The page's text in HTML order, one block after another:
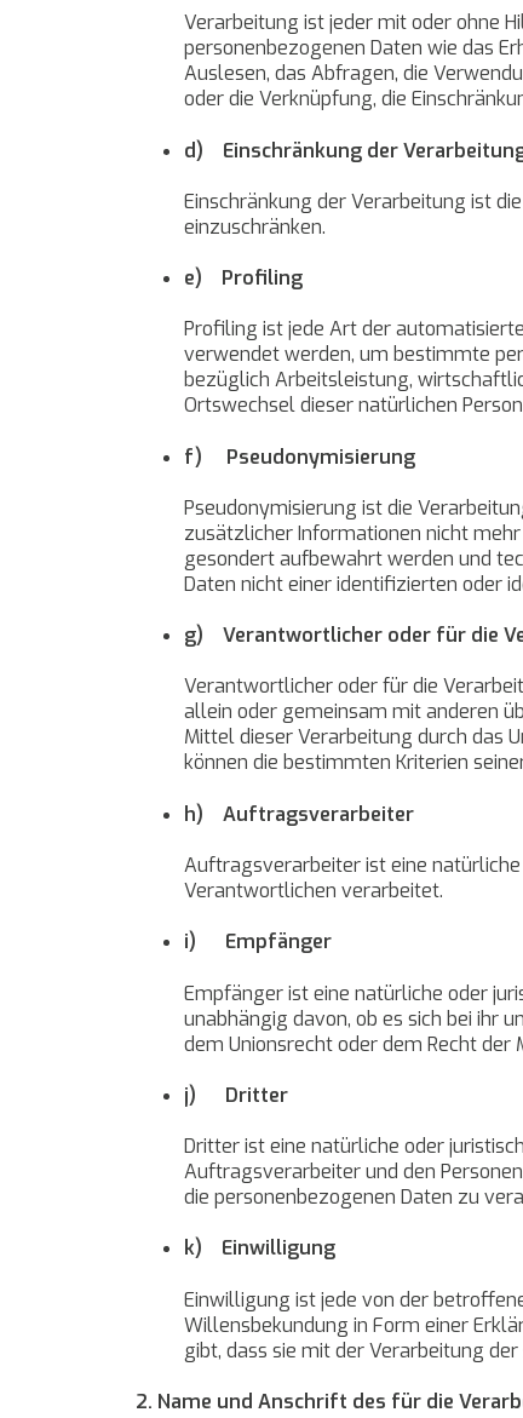
Verarbeitung ist jeder mit oder ohne
personenbezogenen Daten wie das
Auslesen, das Abfragen, die
oder die Verknüpfung, die
d) Einschränkung der
Einschränkung der Verarbeitung ist
einzuschränken.
e) Profiling
Profiling ist jede Art der
verwendet werden, um bestimmte
bezüglich Arbeitsleistung,
Ortswechsel dieser natürlichen
f) Pseudonymisierung
Pseudonymisierung ist die
zusätzlicher Informationen nicht
gesondert aufbewahrt werden und
Daten nicht einer identifizierten oder
g) Verantwortlicher oder für die
Verantwortlicher oder für die
allein oder gemeinsam mit anderen
Mittel dieser Verarbeitung durch das
können die bestimmten Kriterien
h) Auftragsverarbeiter
Auftragsverarbeiter ist eine natürliche
Verantwortlichen verarbeitet.
i) Empfänger
Empfänger ist eine natürliche oder
unabhängig davon, ob es sich bei ihr
dem Unionsrecht oder dem Recht
j) Dritter
Dritter ist eine natürliche oder
Auftragsverarbeiter und den
die personenbezogenen Daten zu
k) Einwilligung
Einwilligung ist jede von der
Willensbekundung in Form einer
gibt, dass sie mit der Verarbeitung
2. Name und Anschrift des für die